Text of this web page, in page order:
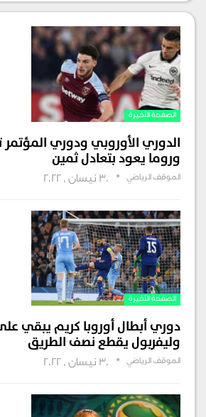
الصفحة الأخيرة
الدوري الأوروبي ودوري المؤتمر
وروما يعود بتعادل ثمين
الموقف الرياضي 30 نيسان , 2022
الصفحة الأخيرة
دوري أبطال أوروبا كريم يبقي
وليفربول يقطع نصف الطريق
الموقف الرياضي 30 نيسان , 2022